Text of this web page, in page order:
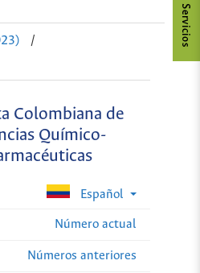
/
Colombiana de
Químico-
Español
Número actual
Números anteriores